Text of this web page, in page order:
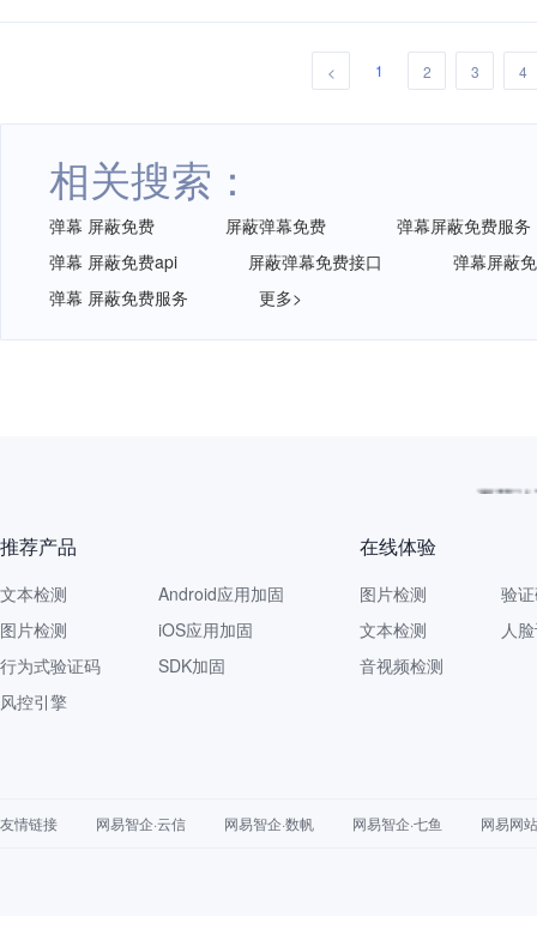
< 1 2 3 4
相关搜索：
弹幕 屏蔽免费 屏蔽弹幕免费
弹幕屏蔽免费服务
弹幕 屏蔽免费api
屏蔽弹幕免费接口
弹幕屏蔽
弹幕 屏蔽免费服务
更多>
推荐产品
文本检测
图片检测
行为式验证码
风控引擎
Android应用加固
iOS应用加固
SDK加固
在线体验
图片检测
文本检测
音视频检测
验
人
友情链接 网易智企·云信 网易智企·数帆 网易智企·七鱼 网易网